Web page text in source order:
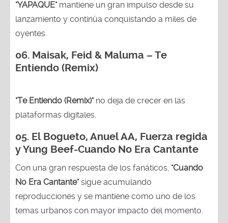
"YAPAQUE"mantiene un gran impulso desde su
lanzamiento y continúa conquistando a miles de
oyentes.
06. Maisak, Feid & Maluma – Te
Entiendo (Remix)
"Te Entiendo (Remix)"no deja de crecer en las
plataformas digitales.
05. El Bogueto, Anuel AA, Fuerza regida
y Yung Beef-Cuando No Era Cantante
Con una gran respuesta de los fanáticos, "Cuando
No Era Cantante"sigue acumulando
reproducciones y se mantiene como uno de los
temas urbanos con mayor impacto del momento.